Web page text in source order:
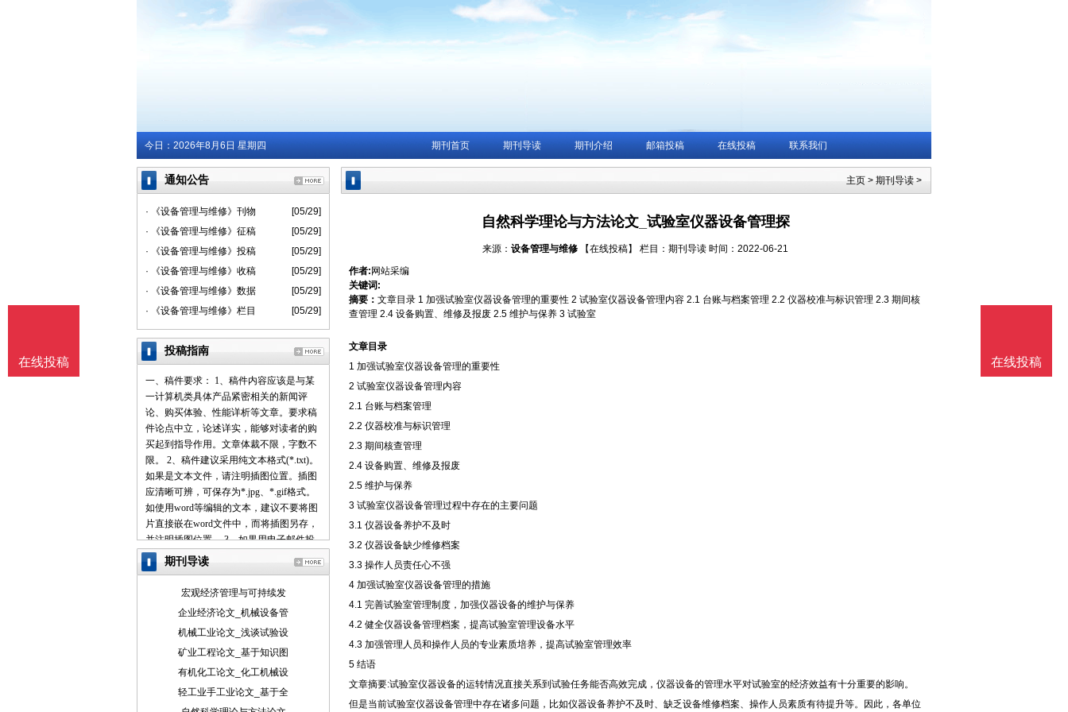
今日： 2026年8月6日 星期四 期刊首页 期刊导读 期刊介绍 邮箱投稿 在线投稿 联系我们
通知公告
· 《设备管理与维修》刊物
[05/29]
· 《设备管理与维修》征稿
[05/29]
· 《设备管理与维修》投稿
[05/29]
· 《设备管理与维修》收稿
[05/29]
· 《设备管理与维修》数据
[05/29]
· 《设备管理与维修》栏目
[05/29]
投稿指南
一、稿件要求： 1、稿件内容应该是与某
一计算机类具体产品紧密相关的新闻评
论、购买体验、性能详析等文章。要求稿
件论点中立，论述详实，能够对读者的购
买起到指导作用。文章体裁不限，字数不
限。 2、稿件建议采用纯文本格式(*.txt)。
如果是文本文件，请注明插图位置。插图
应清晰可辨，可保存为*.jpg、*.gif格式。
如使用word等编辑的文本，建议不要将图
片直接嵌在word文件中，而将插图另存，
并注明插图位置。 3、如果用电子邮件投
稿，最好压缩后发送。 4、请使用中文的
标点符号。例如句号为。而不是.。 5、来
稿请注明作者署名(真实姓名、笔名)、详
等，以便联系。 6、我们保留对稿件的增
删权。 7、我们对有一稿多投、剽窃或抄
袭行为者，将保留追究由此引起的法律、
经济责任的权利。 二、投稿方式： 1、 请
稿件，请注明出处并附带原文。 3、 请按
期刊导读
宏观经济管理与可持续发
企业经济论文_机械设备管
机械工业论文_浅谈试验设
矿业工程论文_基于知识图
有机化工论文_化工机械设
轻工业手工业论文_基于全
主页 > 期刊导读 >
自然科学理论与方法论文_试验室仪器设备管理探
来源： 设备管理与维修 【在线投稿】 栏目： 期刊导读 时间：2022-06-21
作者: 网站采编
关键词:
摘要： 文章目录 1 加强试验室仪器设备管理的重要性 2 试验室仪器设备管理内容 2.1 台账与档案管理 2.2 仪器校准与标识管理 2.3 期间核
查管理 2.4 设备购置、维修及报废 2.5 维护与保养 3 试验室
文章目录
1 加强试验室仪器设备管理的重要性
2 试验室仪器设备管理内容
2.1 台账与档案管理
2.2 仪器校准与标识管理
2.3 期间核查管理
2.4 设备购置、维修及报废
2.5 维护与保养
3 试验室仪器设备管理过程中存在的主要问题
3.1 仪器设备养护不及时
3.2 仪器设备缺少维修档案
3.3 操作人员责任心不强
4 加强试验室仪器设备管理的措施
4.1 完善试验室管理制度，加强仪器设备的维护与保养
4.2 健全仪器设备管理档案，提高试验室管理设备水平
4.3 加强管理人员和操作人员的专业素质培养，提高试验室管理效率
5 结语
文章摘要:试验室仪器设备的运转情况直接关系到试验任务能否高效完成，仪器设备的管理水平对试验室的经济效益有十分重要的影响。
但是当前试验室仪器设备管理中存在诸多问题，比如仪器设备养护不及时、缺乏设备维修档案、操作人员素质有待提升等。因此，各单位
在线投稿
在线投稿